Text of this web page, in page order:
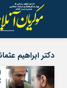
دکتر ابراهیم